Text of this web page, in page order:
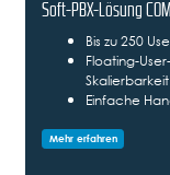
Soft-PBX-Lösung
Bis zu 250
Floating-
Skalierbarkeit
Einfache
Mehr erfahren